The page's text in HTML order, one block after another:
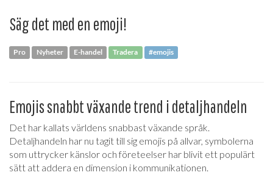
Säg det med en emoji!
Pro Nyheter E-handel Tradera #emojis
Emojis snabbt växande trend i detaljhandeln
Det har kallats världens snabbast växande språk.
Detaljhandeln har nu tagit till sig emojis på allvar, symbolerna
som uttrycker känslor och företeelser har blivit ett populärt
sätt att addera en dimension i kommunikationen.